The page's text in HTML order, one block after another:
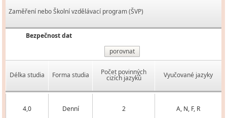
Zaměření nebo Školní vzdělávací program (ŠVP)
Bezpečnost dat
porovnat
Délka studia Forma studia Počet povinných
cizích jazyků Vyučované jazyky
4,0 Denní 2 A, N, F, R